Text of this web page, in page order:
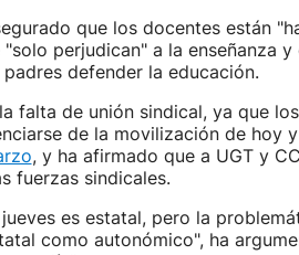
que los docentes están
perjudican" a la enseñanza
defender la educación.
falta de unión sindical, ya que
de la movilización de hoy
, y ha afirmado que a UGT y
fuerzas sindicales.
es estatal, pero la
como autonómico", ha